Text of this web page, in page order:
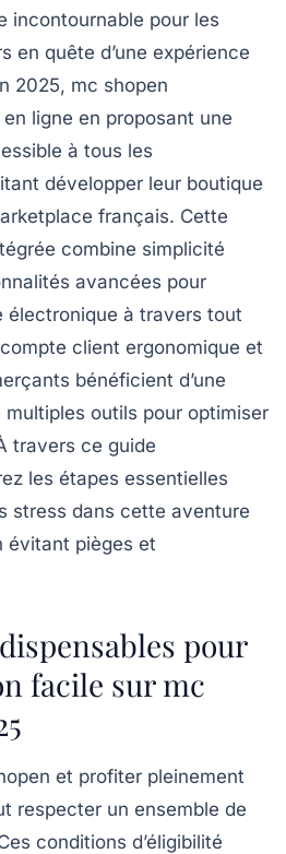
incontournable pour les
en quête d’une expérience
2025, mc shopen
ligne en proposant une
à tous les
développer leur boutique
français. Cette
combine simplicité
avancées pour
électronique à travers tout
client ergonomique et
bénéficient d’une
outils pour optimiser
travers ce guide
les étapes essentielles
stress dans cette aventure
évitant pièges et
pour
facile sur mc
et profiter pleinement
respecter un ensemble de
conditions d’éligibilité